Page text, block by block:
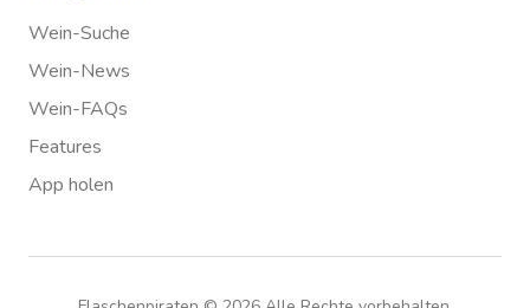
Wein-Suche
Wein-News
Wein-FAQs
Features
App holen